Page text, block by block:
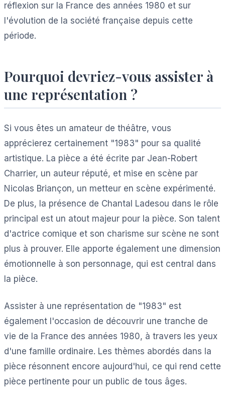
réflexion sur la France des années 1980 et sur
l'évolution de la société française depuis cette
période.
Pourquoi devriez-vous assister à
une représentation ?
Si vous êtes un amateur de théâtre, vous
apprécierez certainement "1983" pour sa qualité
artistique. La pièce a été écrite par Jean-Robert
Charrier, un auteur réputé, et mise en scène par
Nicolas Briançon, un metteur en scène expérimenté.
De plus, la présence de Chantal Ladesou dans le rôle
principal est un atout majeur pour la pièce. Son talent
d'actrice comique et son charisme sur scène ne sont
plus à prouver. Elle apporte également une dimension
émotionnelle à son personnage, qui est central dans
la pièce.
Assister à une représentation de "1983" est
également l'occasion de découvrir une tranche de
vie de la France des années 1980, à travers les yeux
d'une famille ordinaire. Les thèmes abordés dans la
pièce résonnent encore aujourd'hui, ce qui rend cette
pièce pertinente pour un public de tous âges.